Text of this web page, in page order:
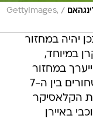
/
GettyImages,
יהיה במחזור
במיוחד,
במחזור
התשיעי באצטדיונם של הצהובים-שחורים בין ה-7
צפוי להיות הקלאסיקר
באיירן